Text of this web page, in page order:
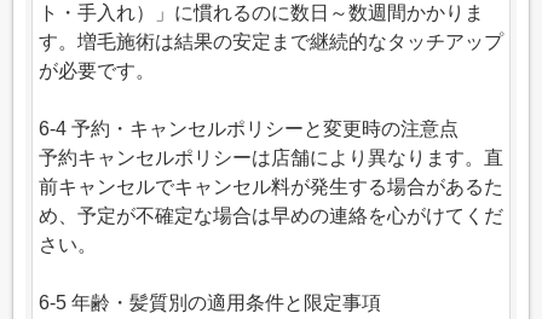
ト・手入れ）」に慣れるのに数日～数週間かかりま
す。増毛施術は結果の安定まで継続的なタッチアップ
が必要です。
6-4 予約・キャンセルポリシーと変更時の注意点
予約キャンセルポリシーは店舗により異なります。直
前キャンセルでキャンセル料が発生する場合があるた
め、予定が不確定な場合は早めの連絡を心がけてくだ
さい。
6-5 年齢・髪質別の適用条件と限定事項